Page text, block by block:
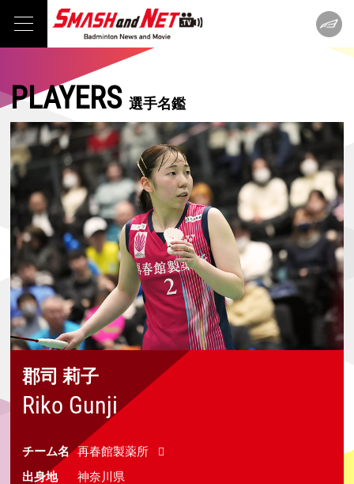
PLAYERS選手名鑑
郡司 莉子
Riko Gunji
チーム名 再春館製薬所
出身地
神奈川県